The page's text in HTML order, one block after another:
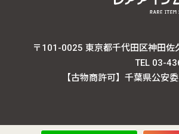
〒101-0025 東京都千代田区神田佐
TEL 03-
【古物商許可】千葉県公安